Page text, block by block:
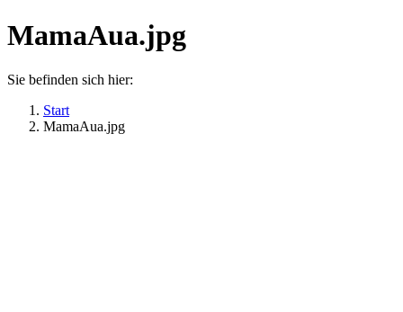
MamaAua.jpg
Sie befinden sich hier:
Start
MamaAua.jpg